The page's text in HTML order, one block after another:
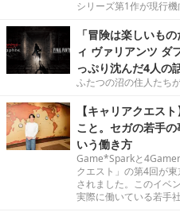
シリーズ第1作が現行
「冒険は楽しいも
ィ ヴァリアンツ ダ
っぷり沈んだ4人の
ふたつの沼の住人たち
【キャリアクエス
こと。セガの若手
いう働き方
Game*Sparkと
クエスト」の第4回が
されました。このイベ
実際に働いている若手